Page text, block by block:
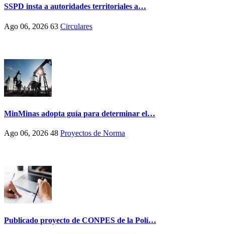
SSPD insta a autoridades territoriales a…
Ago 06, 2026 63 Circulares
MinMinas adopta guía para determinar el…
Ago 06, 2026 48 Proyectos de Norma
Publicado proyecto de CONPES de la Polí…